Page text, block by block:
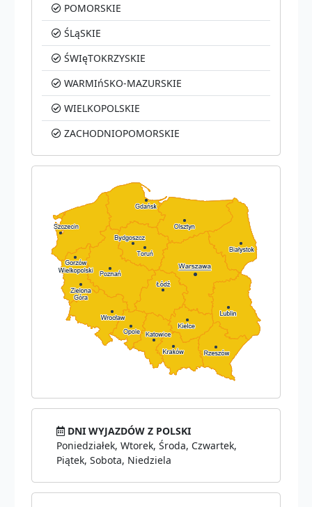
POMORSKIE
ŚLąSKIE
ŚWIęTOKRZYSKIE
WARMIńSKO-MAZURSKIE
WIELKOPOLSKIE
ZACHODNIOPOMORSKIE
DNI WYJAZDÓW Z POLSKI
Poniedziałek, Wtorek, Środa, Czwartek,
Piątek, Sobota, Niedziela